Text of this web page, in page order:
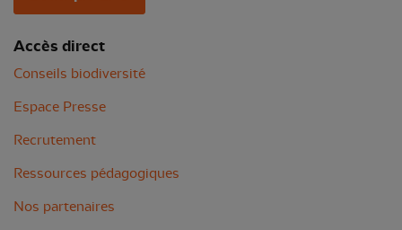
Accès direct
Conseils biodiversité
Espace Presse
Recrutement
Ressources pédagogiques
Nos partenaires